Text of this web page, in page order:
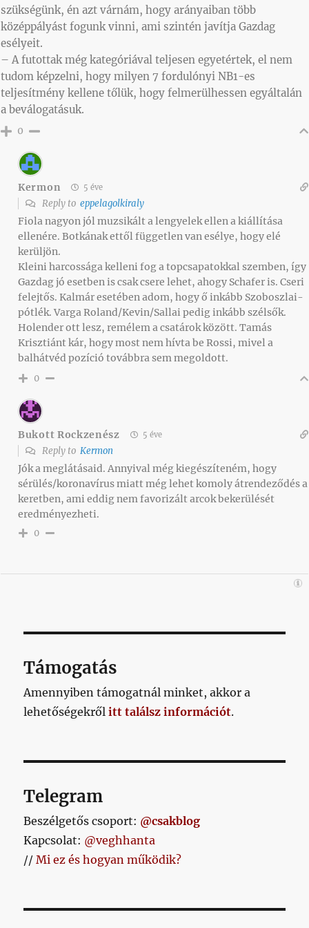
szükségünk, én azt várnám, hogy arányaiban több
középpályást fogunk vinni, ami szintén javítja Gazdag
esélyeit.
– A futottak még kategóriával teljesen egyetértek, el nem
tudom képzelni, hogy milyen 7 fordulónyi NB1-es
teljesítmény kellene tőlük, hogy felmerülhessen egyáltalán
a beválogatásuk.
0
Kermon 5 éve
Reply to eppelagolkiraly
Fiola nagyon jól muzsikált a lengyelek ellen a kiállítása
ellenére. Botkának ettől független van esélye, hogy elé
kerüljön.
Kleini harcossága kelleni fog a topcsapatokkal szemben, így
Gazdag jó esetben is csak csere lehet, ahogy Schafer is. Cseri
felejtős. Kalmár esetében adom, hogy ő inkább Szoboszlai-
pótlék. Varga Roland/Kevin/Sallai pedig inkább szélsők.
Holender ott lesz, remélem a csatárok között. Tamás
Krisztiánt kár, hogy most nem hívta be Rossi, mivel a
balhátvéd pozíció továbbra sem megoldott.
0
Bukott Rockzenész 5 éve
Reply to Kermon
Jók a meglátásaid. Annyival még kiegészíteném, hogy
sérülés/koronavírus miatt még lehet komoly átrendeződés a
keretben, ami eddig nem favorizált arcok bekerülését
eredményezheti.
0
Támogatás
Amennyiben támogatnál minket, akkor a
lehetőségekrőlitt találsz információt.
Telegram
Beszélgetős csoport: @csakblog
Kapcsolat: @veghhanta
//Mi ez és hogyan működik?